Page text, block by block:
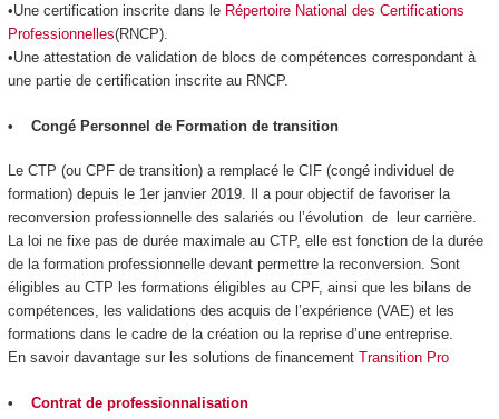
•Une certification inscrite dans le Répertoire National des Certifications
Professionnelles(RNCP).
•Une attestation de validation de blocs de compétences correspondant à
une partie de certification inscrite au RNCP.
• Congé Personnel de Formation de transition
Le CTP (ou CPF de transition) a remplacé le CIF (congé individuel de
formation) depuis le 1er janvier 2019. Il a pour objectif de favoriser la
reconversion professionnelle des salariés ou l’évolution de leur carrière.
La loi ne fixe pas de durée maximale au CTP, elle est fonction de la durée
de la formation professionnelle devant permettre la reconversion. Sont
éligibles au CTP les formations éligibles au CPF, ainsi que les bilans de
compétences, les validations des acquis de l’expérience (VAE) et les
formations dans le cadre de la création ou la reprise d’une entreprise.
En savoir davantage sur les solutions de financement Transition Pro
• Contrat de professionnalisation